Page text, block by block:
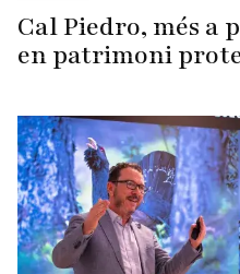
Cal Piedro, més a
en patrimoni